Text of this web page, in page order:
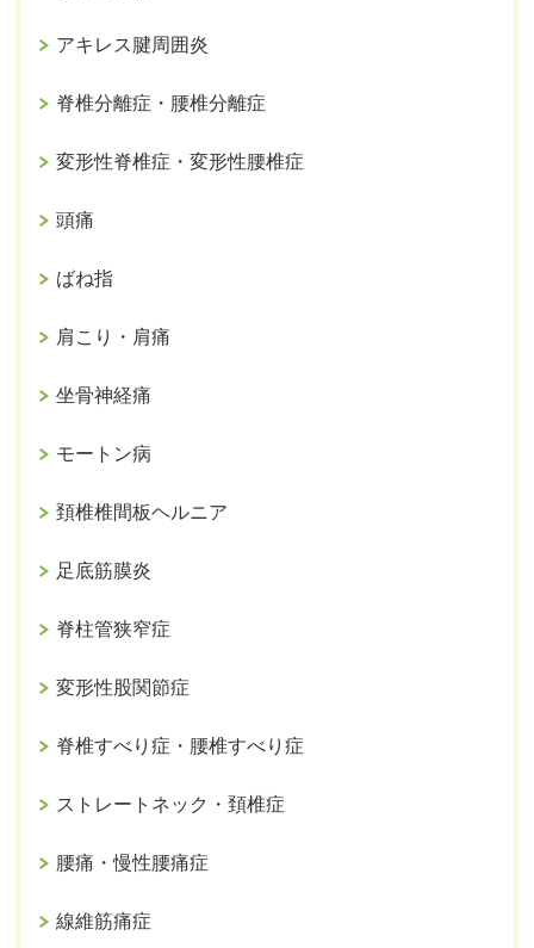
アキレス腱周囲炎
脊椎分離症・腰椎分離症
変形性脊椎症・変形性腰椎症
頭痛
ばね指
肩こり・肩痛
坐骨神経痛
モートン病
頚椎椎間板ヘルニア
足底筋膜炎
脊柱管狭窄症
変形性股関節症
脊椎すべり症・腰椎すべり症
ストレートネック・頚椎症
腰痛・慢性腰痛症
線維筋痛症